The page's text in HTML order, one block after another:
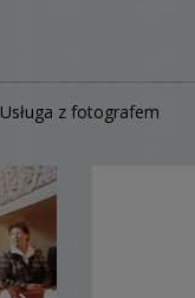
Usługa z fotografem